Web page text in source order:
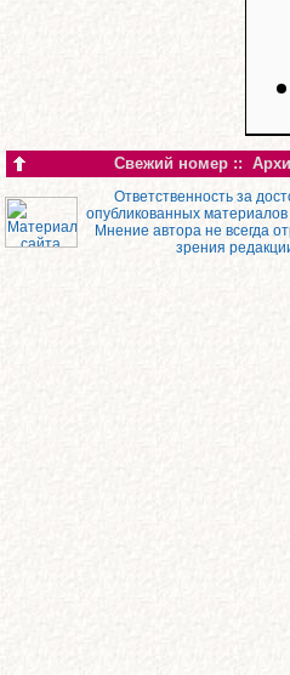
Свежий номер ::
Ответственность за
опубликованных
Мнение автора не всегда
зрения